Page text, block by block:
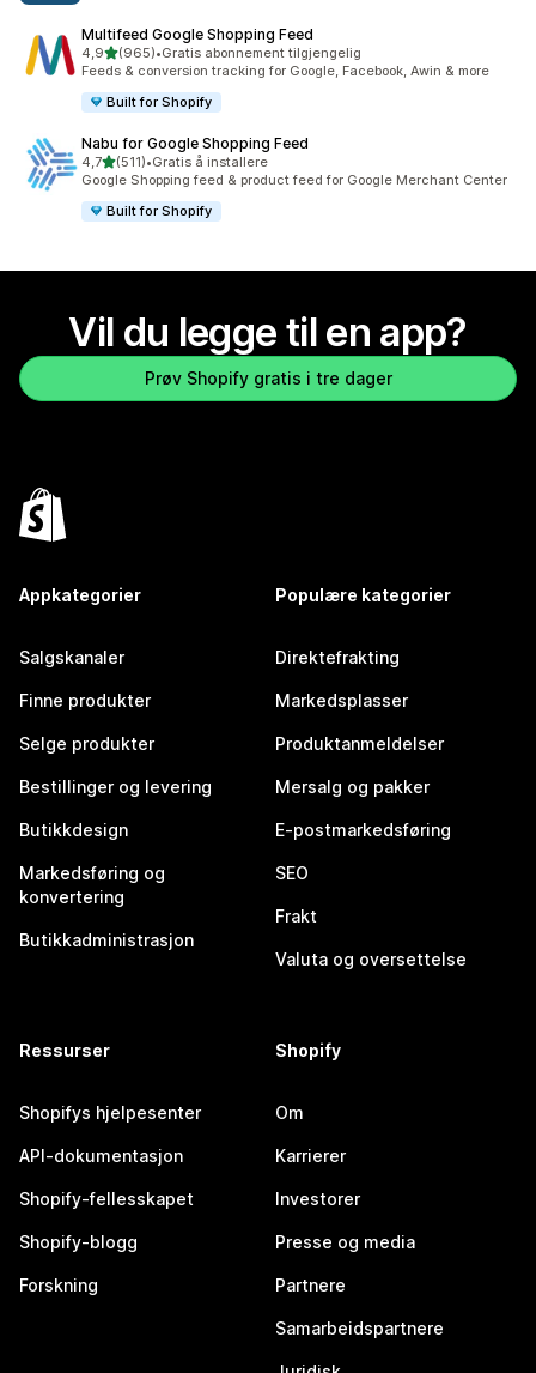
Multifeed Google Shopping Feed
4,9av 5 stjerner
(965)
Totalt 965 omtaler
•Gratis abonnement tilgjengelig
Feeds & conversion tracking for Google, Facebook, Awin & more
Built for Shopify
Nabu for Google Shopping Feed
4,7av 5 stjerner
(511)
Totalt 511 omtaler
•Gratis å installere
Google Shopping feed & product feed for Google Merchant Center
Built for Shopify
Vil du legge til en app?
Prøv Shopify gratis i tre dager
Appkategorier
Salgskanaler
Finne produkter
Selge produkter
Bestillinger og levering
Butikkdesign
Markedsføring og
konvertering
Butikkadministrasjon
Populære kategorier
Direktefrakting
Markedsplasser
Produktanmeldelser
Mersalg og pakker
E-postmarkedsføring
SEO
Frakt
Valuta og oversettelse
Ressurser
Shopifys hjelpesenter
API-dokumentasjon
Shopify-fellesskapet
Shopify-blogg
Forskning
Shopify
Om
Karrierer
Investorer
Presse og media
Partnere
Samarbeidspartnere